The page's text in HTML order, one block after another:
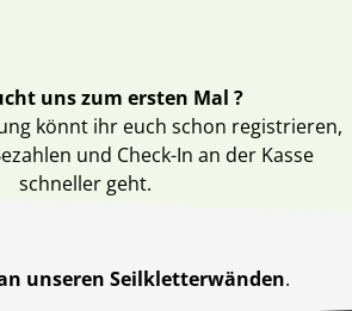
uns zum ersten Mal ?
könnt ihr euch schon registrieren,
und Check-In an der Kasse
schneller geht.
unseren Seilkletterwänden.